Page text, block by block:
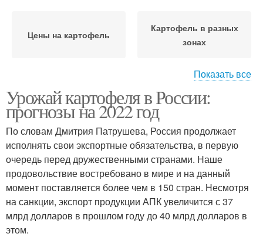
Цены на картофель
Картофель в разных
зонах
Картофель в кулинарии
Картофель в разных
странах
Картофель в мире Картофель в европе
Рассказ про картофель
Показать все
Урожай картофеля в России:
прогнозы на 2022 год
По словам Дмитрия Патрушева, Россия продолжает
исполнять свои экспортные обязательства, в первую
очередь перед дружественными странами. Наше
продовольствие востребовано в мире и на данный
момент поставляется более чем в 150 стран. Несмотря
на санкции, экспорт продукции АПК увеличится с 37
млрд долларов в прошлом году до 40 млрд долларов в
этом.